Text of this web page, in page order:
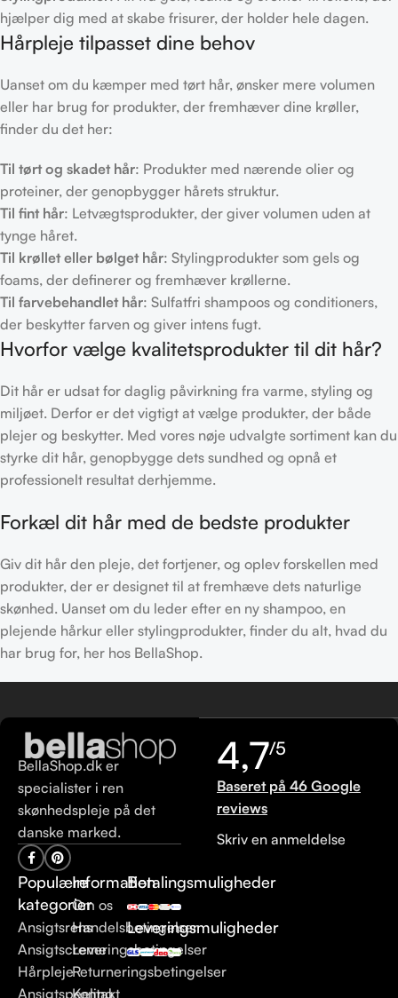
hjælper dig med at skabe frisurer, der holder hele dagen.
Hårpleje tilpasset dine behov
Uanset om du kæmper med tørt hår, ønsker mere volumen
eller har brug for produkter, der fremhæver dine krøller,
finder du det her:
Til tørt og skadet hår: Produkter med nærende olier og
proteiner, der genopbygger hårets struktur.
Til fint hår: Letvægtsprodukter, der giver volumen uden at
tynge håret.
Til krøllet eller bølget hår: Stylingprodukter som gels og
foams, der definerer og fremhæver krøllerne.
Til farvebehandlet hår: Sulfatfri shampoos og conditioners,
der beskytter farven og giver intens fugt.
Hvorfor vælge kvalitetsprodukter til dit hår?
Dit hår er udsat for daglig påvirkning fra varme, styling og
miljøet. Derfor er det vigtigt at vælge produkter, der både
plejer og beskytter. Med vores nøje udvalgte sortiment kan du
styrke dit hår, genopbygge dets sundhed og opnå et
professionelt resultat derhjemme.
Forkæl dit hår med de bedste produkter
Giv dit hår den pleje, det fortjener, og oplev forskellen med
produkter, der er designet til at fremhæve dets naturlige
skønhed. Uanset om du leder efter en ny shampoo, en
plejende hårkur eller stylingprodukter, finder du alt, hvad du
har brug for, her hos BellaShop.
BellaShop.dk er
specialister i ren
skønhedspleje på det
danske marked.
Populære
kategorier
Ansigtsrens
Ansigtscreme
Hårpleje
Ansigtspeeling
Information
Om os
Handelsbetingelser
Leveringsbetingelser
Returneringsbetingelser
Kontakt
Betalingsmuligheder
Leveringsmuligheder
4,7/5
Baseret på 46 Google
reviews
Skriv en anmeldelse